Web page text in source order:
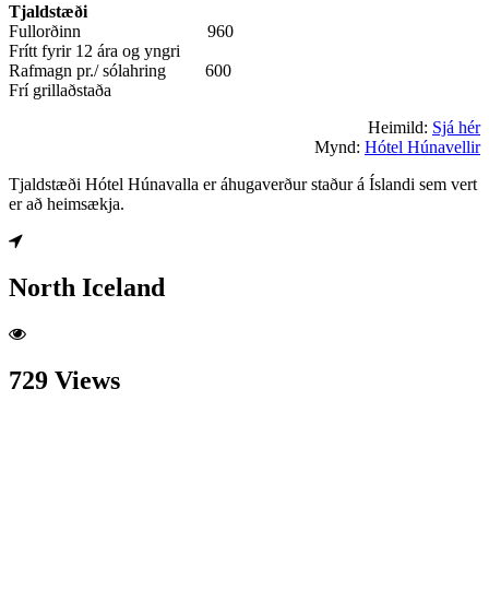
Tjaldstæði
Fullorðinn 960
Frítt fyrir 12 ára og yngri
Rafmagn pr./ sólahring 600
Frí grillaðstaða
Heimild: Sjá hér
Mynd: Hótel Húnavellir
Tjaldstæði Hótel Húnavalla er áhugaverður staður á Íslandi sem vert
er að heimsækja.
North Iceland
729 Views